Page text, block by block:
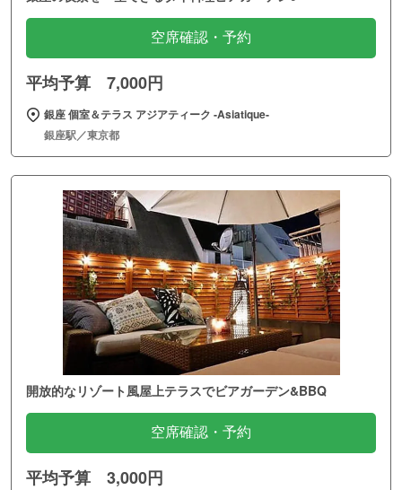
空席確認・予約
平均予算 7,000円
銀座 個室＆テラス アジアティーク ‐Asiatique‐
銀座駅／東京都
開放的なリゾート風屋上テラスでビアガーデン&BBQ
空席確認・予約
平均予算 3,000円